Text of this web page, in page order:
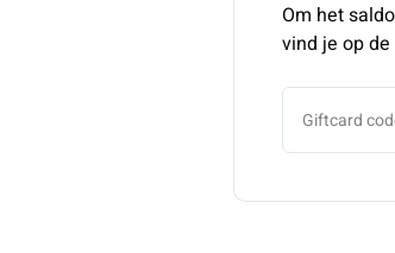
Om het
vind je op